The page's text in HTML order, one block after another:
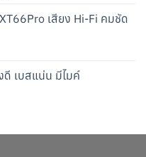
is:
เสียง Hi-Fi คมชัด
ดี เบสแน่น มีไมค์